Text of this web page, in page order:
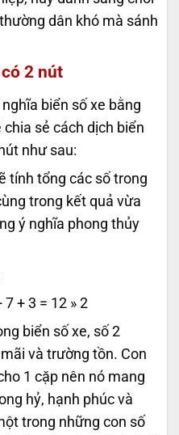
dân khó mà sánh
có 2 nút
biển số xe bằng
sẻ cách dịch biển
như sau:
tính tổng các số trong
trong kết quả vừa
ý nghĩa phong thủy
+ 3 = 12 » 2
biển số xe, số 2
và trường tồn. Con
1 cặp nên nó mang
hỷ, hạnh phúc và
trong những con số